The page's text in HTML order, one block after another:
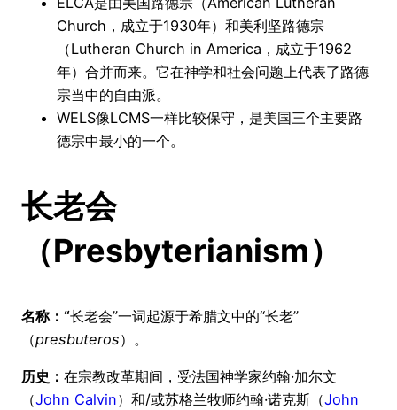
Church，成立于1930年）和美利坚路德宗
（Lutheran Church in America，成立于1962
年）合并而来。它在神学和社会问题上代表了路德
宗当中的自由派。
WELS像LCMS一样比较保守，是美国三个主要路
德宗中最小的一个。
长老会
（Presbyterianism）
名称：“长老会”一词起源于希腊文中的“长老”
（presbuteros）。
历史： 在宗教改革期间，受法国神学家约翰·加尔文
（John Calvin）和/或苏格兰牧师约翰·诺克斯（John